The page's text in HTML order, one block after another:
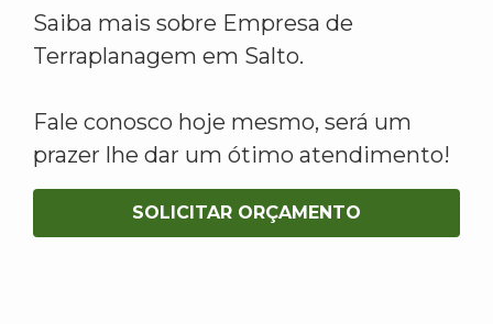
Saiba mais sobre Empresa de
Terraplanagem em Salto.
Fale conosco hoje mesmo, será um
prazer lhe dar um ótimo atendimento!
SOLICITAR ORÇAMENTO